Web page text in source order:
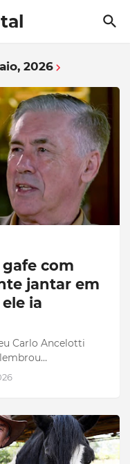
2026
com
jantar em
ia